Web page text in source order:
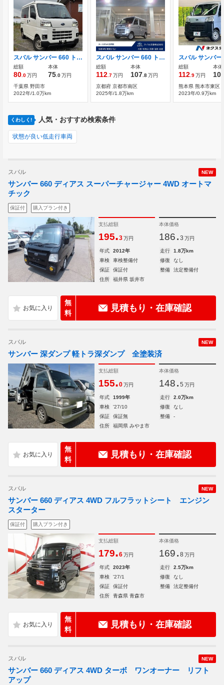
スバル サンバー 660 トランスポーター
総額
80.0万円
本体
75.0万円
千葉県 野田市
2022年/1.0万km
スバル サンバー 660 トランスポーター 4WD
総額
112.7万円
本体
107.8万円
京都府 京都市南区
2025年/1.8万km
総額
112.9万円
本体
熊本県 熊本市東区
2023年/0.9万km
くわしく! 人気・おすすめ検索条件
状態が良い低走行車両
NEW
スバル
サンバー 660 ディアス スーパーチャージャー 4WD オートマ
チック
保証付 購入プラン付き
支払総額
195.3 万円
本体価格
186. 3 万円
年式 2012年 走行
1.8万km
車検
車検整備付 修復
なし
保証
保証付 整備
法定整備付
住所
福井県 坂井市
無
料
見積もり・在庫確認
NEW
スバル
サンバー 深ダンプ 軽トラ深ダンプ 全塗装済
支払総額
155.0 万円
本体価格
148. 5 万円
年式 1999年 走行
2.0万km
車検
'27/10 修復
なし
保証
保証無 整備
-
住所
福岡県 みやま市
無
料
見積もり・在庫確認
NEW
スバル
サンバー 660 ディアス 4WD フルフラットシート エンジン
スターター
保証付 購入プラン付き
支払総額
179.6 万円
本体価格
169. 8 万円
年式 2023年 走行
2.5万km
車検
'27/1 修復
なし
保証
保証付 整備
法定整備付
住所
青森県 青森市
無
料
見積もり・在庫確認
NEW
スバル
サンバー 660 ディアス 4WD ターボ ワンオーナー リフト
アップ